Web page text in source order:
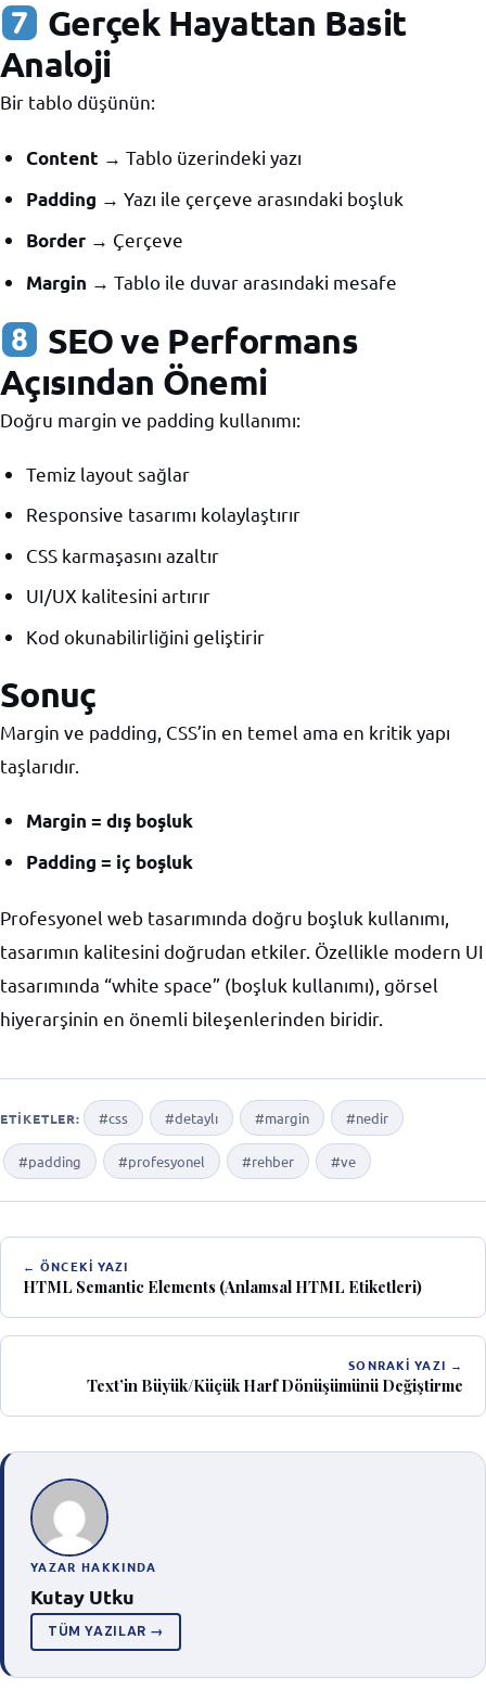
Gerçek Hayattan Basit
Analoji
Bir tablo düşünün:
Content → Tablo üzerindeki yazı
Padding → Yazı ile çerçeve arasındaki boşluk
Border → Çerçeve
Margin → Tablo ile duvar arasındaki mesafe
SEO ve Performans
Açısından Önemi
Doğru margin ve padding kullanımı:
Temiz layout sağlar
Responsive tasarımı kolaylaştırır
CSS karmaşasını azaltır
UI/UX kalitesini artırır
Kod okunabilirliğini geliştirir
Sonuç
Margin ve padding, CSS’in en temel ama en kritik yapı
taşlarıdır.
Margin = dış boşluk
Padding = iç boşluk
Profesyonel web tasarımında doğru boşluk kullanımı,
tasarımın kalitesini doğrudan etkiler. Özellikle modern UI
tasarımında “white space” (boşluk kullanımı), görsel
hiyerarşinin en önemli bileşenlerinden biridir.
ETIKETLER: #css #detaylı #margin #nedir
#padding #profesyonel #rehber #ve
← ÖNCEKI YAZI
HTML Semantic Elements (Anlamsal HTML Etiketleri)
SONRAKI YAZI →
Text’in Büyük/Küçük Harf Dönüşümünü Değiştirme
YAZAR HAKKINDA
Kutay Utku
TÜM YAZILAR →